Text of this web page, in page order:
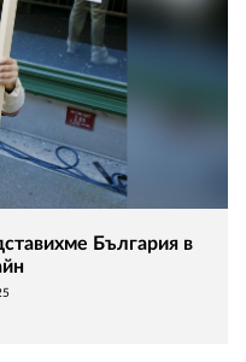
България в